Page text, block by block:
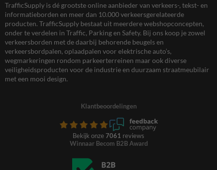
TrafficSupply is dé grootste online aanbieder van verkeers-, tekst- en
informatieborden en meer dan 10.000 verkeersgerelateerde
producten. TrafficSupply bestaat uit meerdere webshopconcepten,
onder te verdelen in Traffic, Parking en Safety. Bij ons koop je zowel
verkeersborden met de daarbij behorende beugels en
verkeersbordpalen, oplaadpalen voor elektrische auto’s,
wegmarkeringen rondom parkeerterreinen maar ook diverse
veiligheidsproducten voor de industrie en duurzaam straatmeubilair
met een mooi design.
Klantbeoordelingen
Bekijk onze 7061 reviews
Winnaar Becom B2B Award